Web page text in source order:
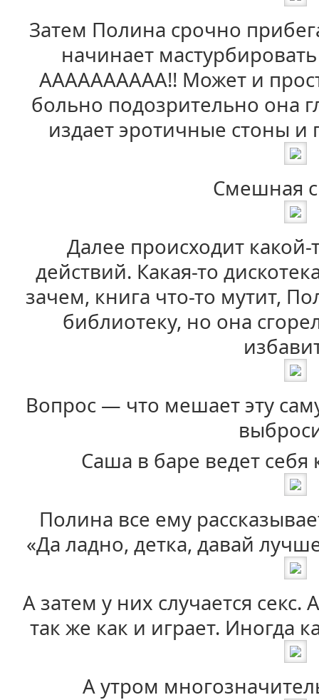
Затем Полина срочно
начинает
АААААААААА!! Может и
больно подозрительно она
издает эротичные стоны и
Смешная
Далее происходит
действий. Какая-то
зачем, книга что-то мутит,
библиотеку, но она
Вопрос — что мешает эту
Саша в баре ведет
Полина все ему
«Да ладно, детка, давай
А затем у них случается
так же как и играет. Иногда
А утром